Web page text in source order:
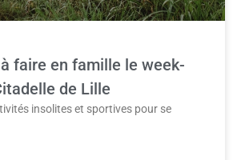
faire en famille le week-
de Lille
insolites et sportives pour se